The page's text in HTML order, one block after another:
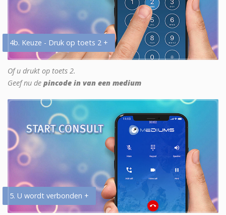
4b. Keuze - Druk op toets 2 +
Of u drukt op toets 2.
Geef nu de pincode in van een medium
5. U wordt verbonden +